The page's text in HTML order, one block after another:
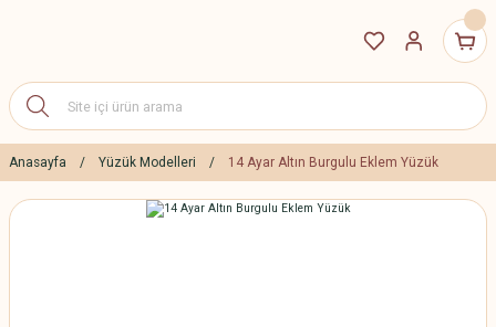
Anasayfa Yüzük Modelleri 14 Ayar Altın Burgulu Eklem Yüzük